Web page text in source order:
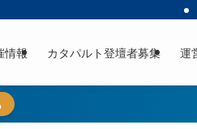
情報 カタパルト登壇者募集 運